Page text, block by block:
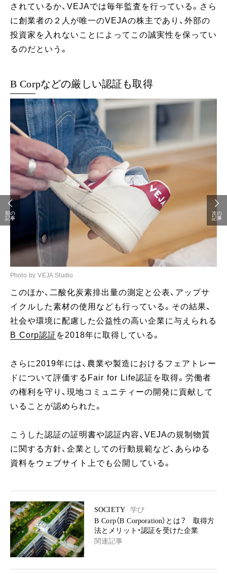
されているか、VEJAでは毎年監査を行っている。さら
に創業者の２人が唯一のVEJAの株主であり、外部の
投資家を入れないことによってこの誠実性を保ってい
るのだという。
B Corpなどの厳しい認証も取得
Photo by VEJA Studio
このほか、二酸化炭素排出量の測定と公表、アップサ
イクルした素材の使用なども行っている。その結果、
社会や環境に配慮した公益性の高い企業に与えられる
B Corp認証 を2018年に取得している。
さらに2019年には、農業や製造におけるフェアトレー
ドについて評価するFair for Life認証を取得。労働者
の権利を守り、現地コミュニティーの開発に貢献して
いることが認められた。
こうした認証の証明書や認証内容、VEJAの規制物質
に関する方針、企業としての行動規範など、あらゆる
資料をウェブサイト上でも公開している。
SOCIETY
学び
B Corp（B Corporation）とは？ 取得方
法とメリット・認証を受けた企業
関連記事
前の
記事
次の
記事